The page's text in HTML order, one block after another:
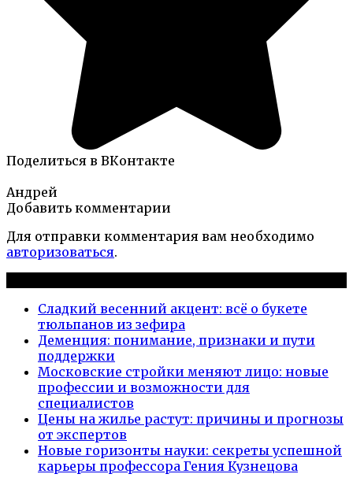
Поделиться в ВКонтакте
Андрей
Добавить комментарии
Для отправки комментария вам необходимо
авторизоваться.
Сладкий весенний акцент: всё о букете
тюльпанов из зефира
Деменция: понимание, признаки и пути
поддержки
Московские стройки меняют лицо: новые
профессии и возможности для
специалистов
Цены на жилье растут: причины и прогнозы
от экспертов
Новые горизонты науки: секреты успешной
карьеры профессора Гения Кузнецова